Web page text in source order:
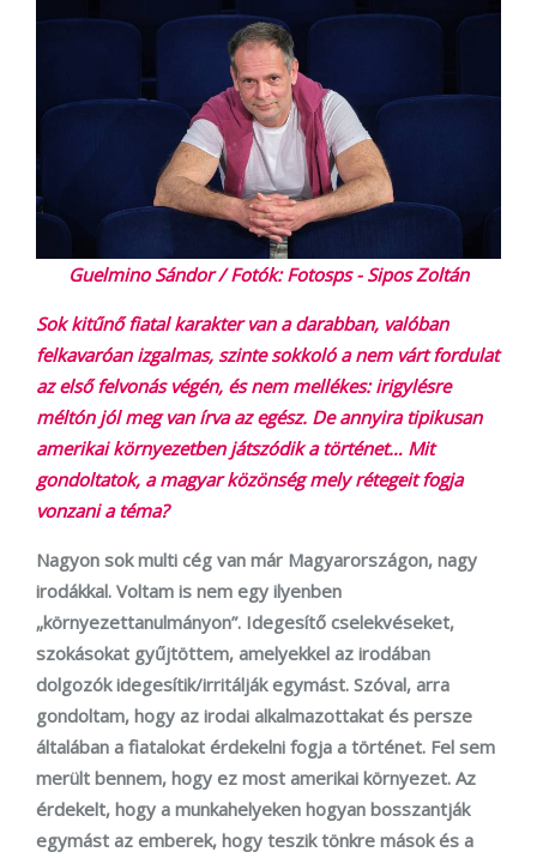
Guelmino Sándor / Fotók: Fotosps - Sipos Zoltán
Sok kitűnő fiatal karakter van a darabban, valóban
felkavaróan izgalmas, szinte sokkoló a nem várt fordulat
az első felvonás végén, és nem mellékes: irigylésre
méltón jól meg van írva az egész. De annyira tipikusan
amerikai környezetben játszódik a történet… Mit
gondoltatok, a magyar közönség mely rétegeit fogja
vonzani a téma?
Nagyon sok multi cég van már Magyarországon, nagy
irodákkal. Voltam is nem egy ilyenben
„környezettanulmányon”. Idegesítő cselekvéseket,
szokásokat gyűjtöttem, amelyekkel az irodában
dolgozók idegesítik/irritálják egymást. Szóval, arra
gondoltam, hogy az irodai alkalmazottakat és persze
általában a fiatalokat érdekelni fogja a történet. Fel sem
merült bennem, hogy ez most amerikai környezet. Az
érdekelt, hogy a munkahelyeken hogyan bosszantják
egymást az emberek, hogy teszik tönkre mások és a